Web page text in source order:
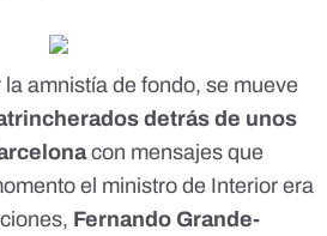
amnistía de fondo, se mueve
detrás de unos
con mensajes que
el ministro de Interior era
Fernando Grande-